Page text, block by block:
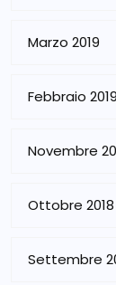
Marzo 2019
Febbraio 2019
Novembre
Ottobre 2018
Settembre